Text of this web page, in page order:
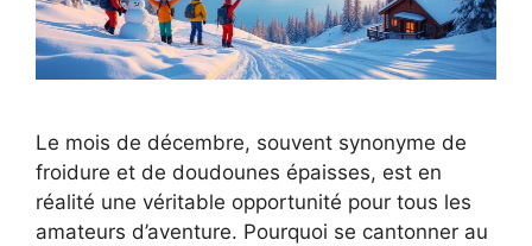
Le mois de décembre, souvent synonyme de
froidure et de doudounes épaisses, est en
réalité une véritable opportunité pour tous les
amateurs d’aventure. Pourquoi se cantonner au